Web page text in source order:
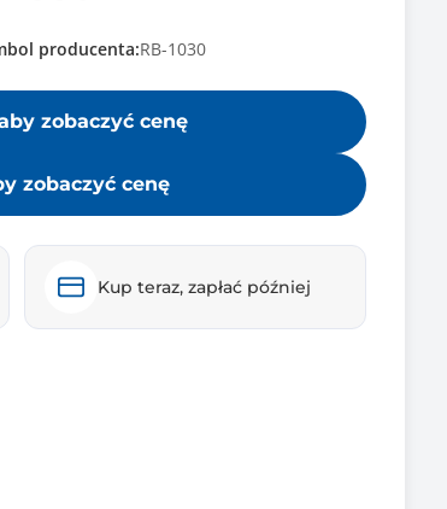
producenta:RB-1030
zobaczyć cenę
zobaczyć cenę
Kup teraz, zapłać później